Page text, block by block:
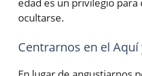
ocultarse.
Centrarnos en el Aquí